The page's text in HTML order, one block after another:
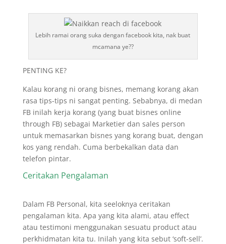
Lebih ramai orang suka dengan facebook kita, nak buat
mcamana ye??
PENTING KE?
Kalau korang ni orang bisnes, memang korang akan
rasa tips-tips ni sangat penting. Sebabnya, di medan
FB inilah kerja korang (yang buat bisnes online
through FB) sebagai Marketier dan sales person
untuk memasarkan bisnes yang korang buat, dengan
kos yang rendah. Cuma berbekalkan data dan
telefon pintar.
Ceritakan Pengalaman
Dalam FB Personal, kita seeloknya ceritakan
pengalaman kita. Apa yang kita alami, atau effect
atau testimoni menggunakan sesuatu product atau
perkhidmatan kita tu. Inilah yang kita sebut ‘soft-sell’.